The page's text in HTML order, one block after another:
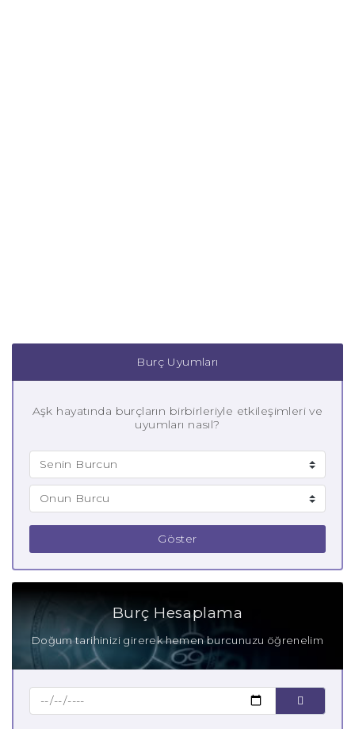
Burç Uyumları
Aşk hayatında burçların birbirleriyle etkileşimleri ve
uyumları nasıl?
Göster
Burç Hesaplama
Doğum tarihinizi girerek hemen burcunuzu öğrenelim